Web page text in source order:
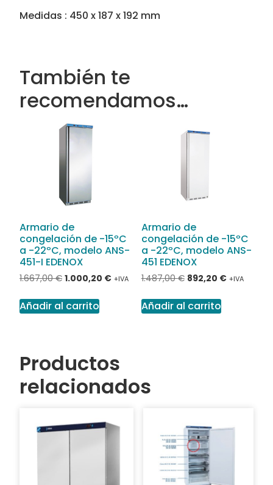
Medidas : 450 x 187 x 192 mm
También te
recomendamos…
Armario de
congelación de -15ºC
a -22ºC, modelo ANS-
451-I EDENOX
1.667,00€ 1.000,20 € +IVA
Añadir al carrito
Armario de
congelación de -15ºC
a -22ºC, modelo ANS-
451 EDENOX
1.487,00€ 892,20 € +IVA
Añadir al carrito
Productos
relacionados